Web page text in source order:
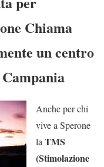
Chiama
un centro
Anche per chi
vive a Sperone
laTMS
(Stimolazione